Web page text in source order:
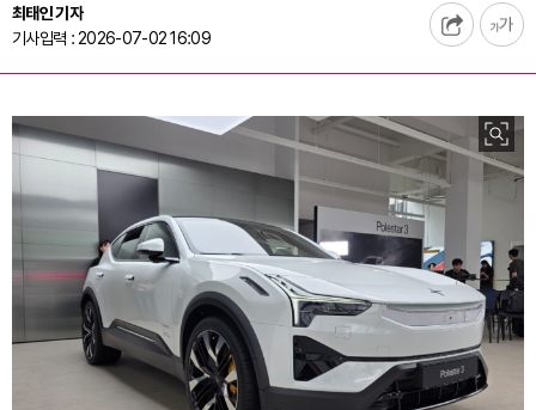
최태인 기자
기사입력 : 2026-07-02 16:09